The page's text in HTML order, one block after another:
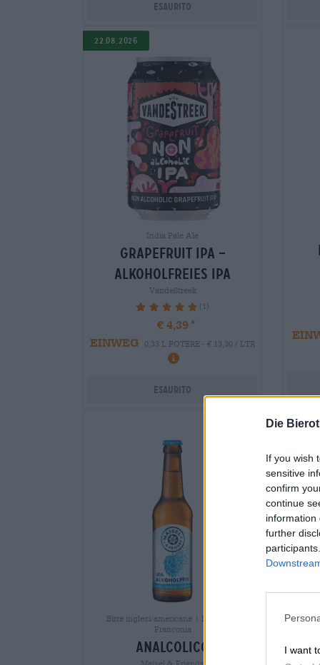
Die
If you wish
sensitive
confirm
continue
information
further
I want
Esaurito
22.08.2026
India Pale Ale
grapefruit ipa –
alkoholfreies ipa
VandeStreek
100% (1)
€ 4,39
EINWEG
0,33 L POTERE - € 13,30 / LTR
Esaurito
Birre inglesi/americane | Birra della
Franconia
analcolico